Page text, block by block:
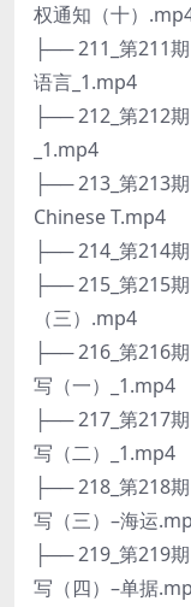
权通知（十）
├── 211_第211
语言_1.mp4
├── 212_第212
_1.mp4
├── 213_第213
Chinese T.mp4
├── 214_第214
├── 215_第215
（三）.mp4
├── 216_第216
写（一）_1.mp4
├── 217_第217
写（二）_1.mp4
├── 218_第218
写（三）–海运
├── 219_第219
写（四）–单据